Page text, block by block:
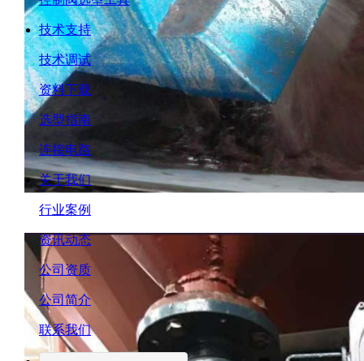
技术支持
技术调试
资料下载
选型指南
连接电路
关于我们
行业案例
资讯动态
公司资质
公司简介
联系我们